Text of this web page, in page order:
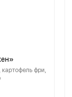
картофель фри,